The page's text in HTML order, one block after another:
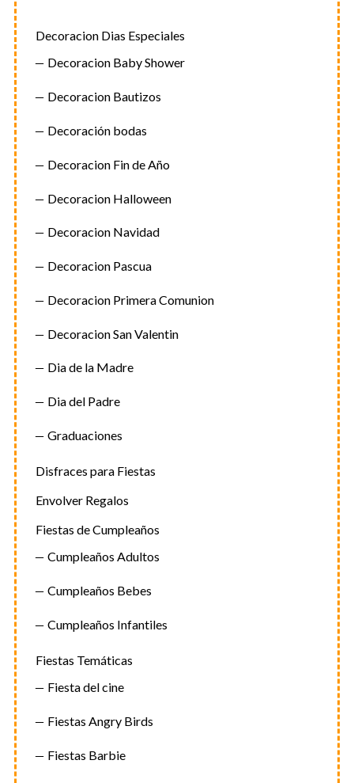
n
a
c
i
ó
n
d
e
e
n
t
r
a
d
a
s
Decoracion Dias Especiales
Decoracion Baby Shower
Decoracion Bautizos
Decoración bodas
Decoracion Fin de Año
Decoracion Halloween
Decoracion Navidad
Decoracion Pascua
Decoracion Primera Comunion
Decoracion San Valentin
Dia de la Madre
Dia del Padre
Graduaciones
Disfraces para Fiestas
Envolver Regalos
Fiestas de Cumpleaños
Cumpleaños Adultos
Cumpleaños Bebes
Cumpleaños Infantiles
Fiestas Temáticas
Fiesta del cine
Fiestas Angry Birds
Fiestas Barbie